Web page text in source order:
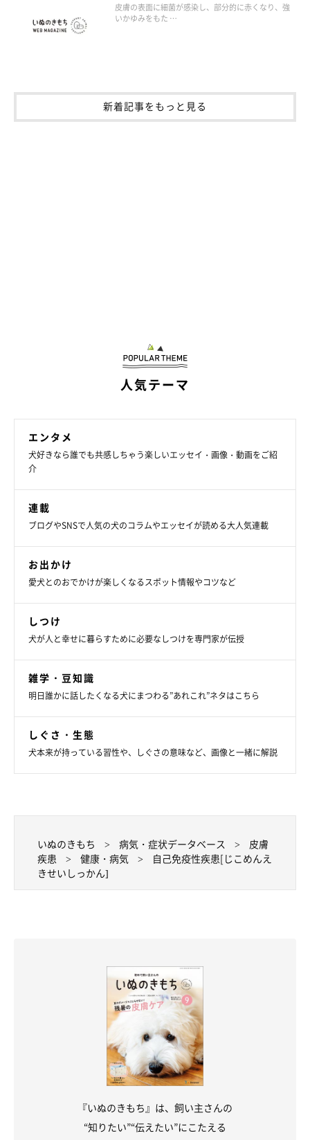
皮膚の表面に細菌が感染し、部分的に赤くなり、強
いかゆみをもた …
新着記事をもっと見る
人気テーマ
エンタメ
犬好きなら誰でも共感しちゃう楽しいエッセイ・画像・動画をご紹
介
連載
ブログやSNSで人気の犬のコラムやエッセイが読める大人気連載
お出かけ
愛犬とのおでかけが楽しくなるスポット情報やコツなど
しつけ
犬が人と幸せに暮らすために必要なしつけを専門家が伝授
雑学・豆知識
明日誰かに話したくなる犬にまつわる”あれこれ”ネタはこちら
しぐさ・生態
犬本来が持っている習性や、しぐさの意味など、画像と一緒に解説
いぬのきもち 病気・症状データベース
皮膚
疾患
健康・病気
自己免疫性疾患[じこめんえ
きせいしっかん]
『いぬのきもち』は、飼い主さんの
“知りたい”“伝えたい”にこたえる